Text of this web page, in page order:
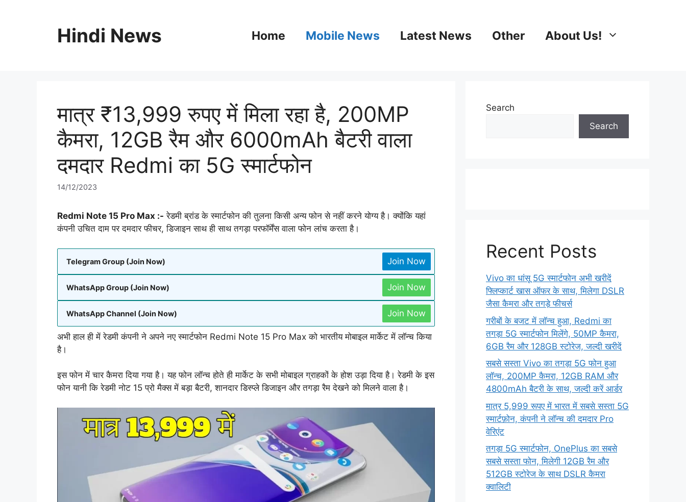
Hindi News Home Mobile News Latest News Other About Us!
मात्र ₹13,999 रुपए में मिला रहा है, 200MP
कैमरा, 12GB रैम और 6000mAh बैटरी वाला
दमदार Redmi का 5G स्मार्टफोन
14/12/2023
Redmi Note 15 Pro Max :- रेडमी ब्रांड के स्मार्टफोन की तुलना किसी अन्य फोन से नहीं करने योग्य है। क्योंकि यहां
कंपनी उचित दाम पर दमदार फीचर, डिजाइन साथ ही साथ तगड़ा परफॉर्मेंस वाला फोन लांच करता है।
Telegram Group (Join Now) Join Now
WhatsApp Group (Join Now) Join Now
WhatsApp Channel (Join Now) Join Now
अभी हाल ही में रेडमी कंपनी ने अपने नए स्मार्टफोन Redmi Note 15 Pro Max को भारतीय मोबाइल मार्केट में लॉन्च किया
है।
इस फोन में चार कैमरा दिया गया है। यह फोन लॉन्च होते ही मार्केट के सभी मोबाइल ग्राहकों के होश उड़ा दिया है। रेडमी के इस
फोन यानी कि रेडमी नोट 15 प्रो मैक्स में बड़ा बैटरी, शानदार डिस्प्ले डिजाइन और तगड़ा रैम देखने को मिलने वाला है।
Search
Search
Recent Posts
Vivo का धांसू 5G स्मार्टफोन अभी खरीदें
फ्लिप्कार्ट खास ऑफर के साथ, मिलेगा DSLR
जैसा कैमरा और तगड़े फीचर्स
गरीबों के बजट में लॉन्च हुआ, Redmi का
तगड़ा 5G स्मार्टफोन मिलेंगे, 50MP कैमरा,
6GB रैम और 128GB स्टोरेज, जल्दी खरीदें
सबसे सस्ता Vivo का तगड़ा 5G फोन हुआ
लॉन्च, 200MP कैमरा, 12GB RAM और
4800mAh बैटरी के साथ, जल्दी करें आर्डर
मात्र 5,999 रूपए में भारत में सबसे सस्ता 5G
स्मार्टफ़ोन, कंपनी ने लॉन्च की दमदार Pro
वेरिएंट
तगड़ा 5G स्मार्टफोन, OnePlus का सबसे
सबसे सस्ता फोन, मिलेगी 12GB रैम और
512GB स्टोरेज के साथ DSLR कैमरा
क्वालिटी